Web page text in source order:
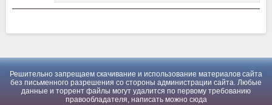
Решительно запрещаем скачивание и использование материалов сайта
без письменного разрешения со стороны администрации сайта. Любые
данные и торрент файлы могут удалится по первому требованию
правообладателя, написать можно сюда